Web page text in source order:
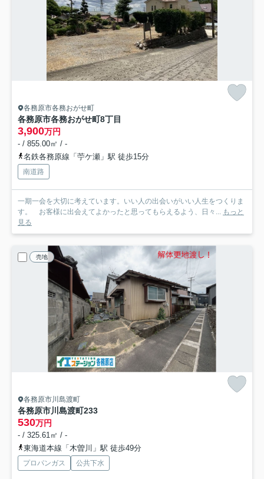
各務原市各務おがせ町
各務原市各務おがせ町8丁目
3,900万円
- / 855.00㎡ / -
名鉄各務原線「苧ケ瀬」駅 徒歩15分
南道路
一期一会を大切に考えています。いい人の出会いがいい人生をつくりま
す。 お客様に出会えてよかったと思ってもらえるよう、日々... もっと
見る
売地
各務原市川島渡町
各務原市川島渡町233
530万円
- / 325.61㎡ / -
東海道本線「木曽川」駅 徒歩49分
プロパンガス 公共下水